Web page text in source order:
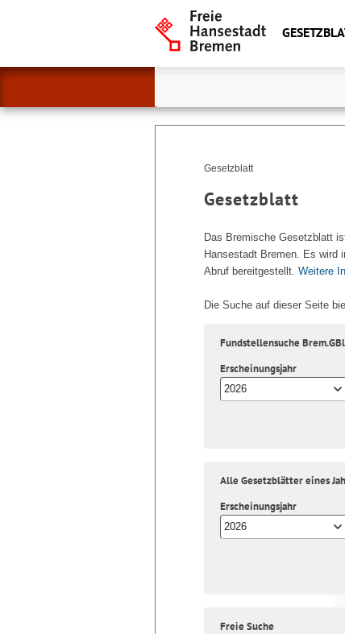
Gesetzblatt
Gesetzblatt
Das Bremische Gesetzblatt
Hansestadt Bremen. Es wird
Abruf bereitgestellt. Weitere
Die Suche auf dieser Seite
Fundstellensuche
Erscheinungsjahr
2026
Alle Gesetzblätter eines
Erscheinungsjahr
2026
Freie Suche